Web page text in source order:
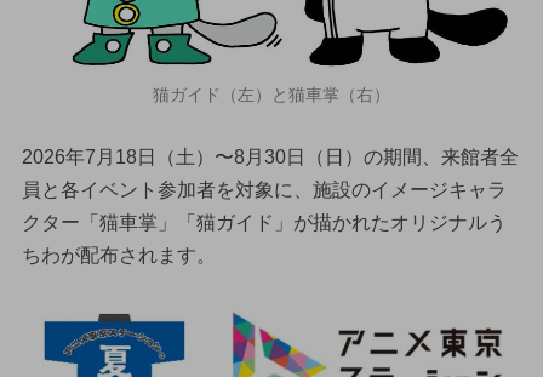
猫ガイド（左）と猫車掌（右）
2026年7月18日（土）〜8月30日（日）の期間、来館者全
員と各イベント参加者を対象に、施設のイメージキャラ
クター「猫車掌」「猫ガイド」が描かれたオリジナルう
ちわが配布されます。